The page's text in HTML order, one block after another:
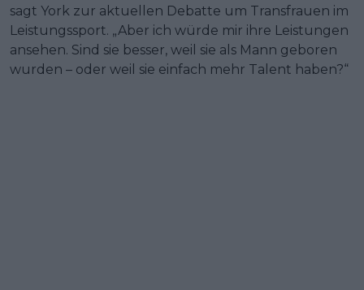
sagt York zur aktuellen Debatte um Transfrauen im
Leistungssport. „Aber ich würde mir ihre Leistungen
ansehen. Sind sie besser, weil sie als Mann geboren
wurden – oder weil sie einfach mehr Talent haben?“